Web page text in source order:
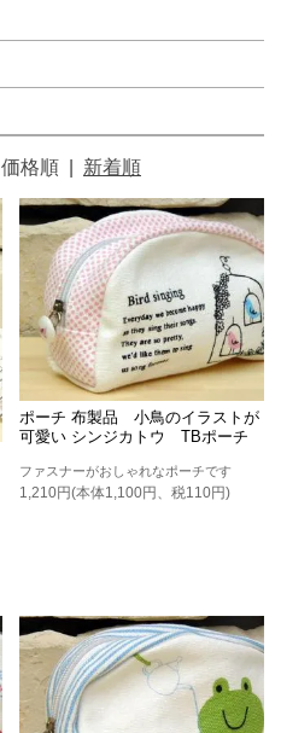
価格順 新着順
ポーチ 布製品 小鳥のイラストが
可愛い シンジカトウ TBポーチ
ファスナーがおしゃれなポーチです
1,210円(本体1,100円、税110円)